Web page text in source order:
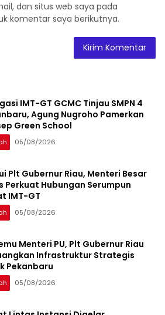
dan situs web saya pada
komentar saya berikutnya.
IMT-GT GCMC Tinjau SMPN 4
Agung Nugroho Pamerkan
Green School
05/08/2026
Plt Gubernur Riau, Menteri Besar
Perkuat Hubungan Serumpun
IMT-GT
05/08/2026
Menteri PU, Plt Gubernur Riau
Infrastruktur Strategis
Pekanbaru
05/08/2026